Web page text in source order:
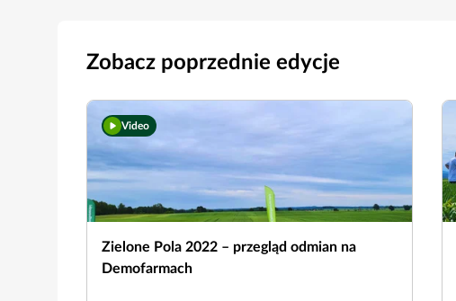
Zobacz poprzednie edycje
Video
Zielone Pola 2022 – przegląd odmian na
Demofarmach